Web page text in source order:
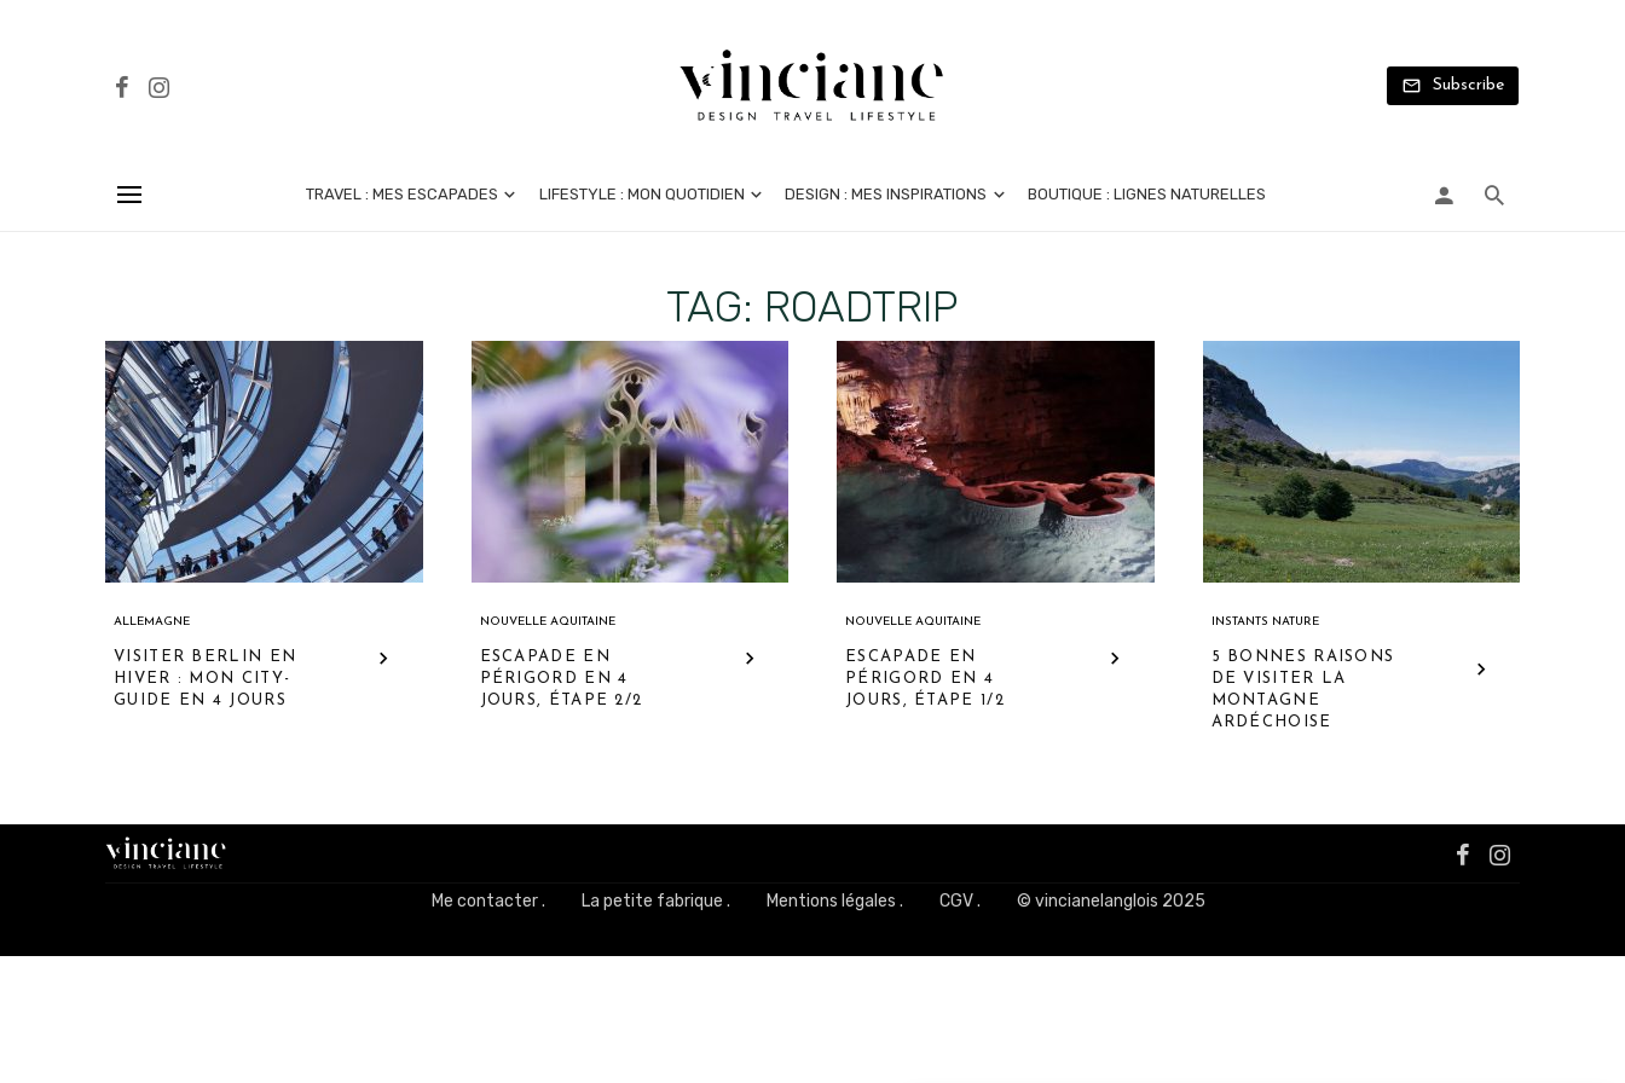
Subscribe
TRAVEL : MES ESCAPADES LIFESTYLE : MON QUOTIDIEN DESIGN : MES INSPIRATIONS BOUTIQUE : LIGNES NATURELLES
TAG: ROADTRIP
ALLEMAGNE
VISITER BERLIN EN
HIVER : MON CITY-
GUIDE EN 4 JOURS
NOUVELLE AQUITAINE
ESCAPADE EN
PÉRIGORD EN 4
JOURS, ÉTAPE 2/2
NOUVELLE AQUITAINE
ESCAPADE EN
PÉRIGORD EN 4
JOURS, ÉTAPE 1/2
INSTANTS NATURE
5 BONNES RAISONS
DE VISITER LA
MONTAGNE
ARDÉCHOISE
Me contacter . La petite fabrique . Mentions légales . CGV . © vincianelanglois 2025